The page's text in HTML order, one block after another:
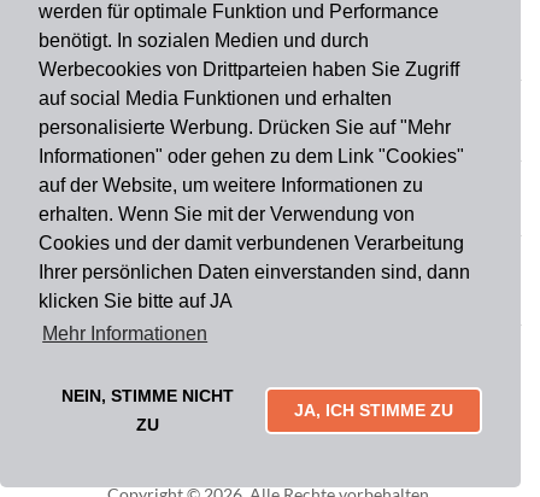
werden für optimale Funktion und Performance
benötigt. In sozialen Medien und durch
Werbecookies von Drittparteien haben Sie Zugriff
auf social Media Funktionen und erhalten
personalisierte Werbung. Drücken Sie auf "Mehr
Informationen" oder gehen zu dem Link "Cookies"
auf der Website, um weitere Informationen zu
erhalten. Wenn Sie mit der Verwendung von
Cookies und der damit verbundenen Verarbeitung
Ihrer persönlichen Daten einverstanden sind, dann
klicken Sie bitte auf JA
Mehr Informationen
NEIN, STIMME NICHT
ZU
JA, ICH STIMME ZU
Zahlungsart
Versandart
Du findest uns auch auf
Informationen
Impressum Widerruf
Mytailor croodles